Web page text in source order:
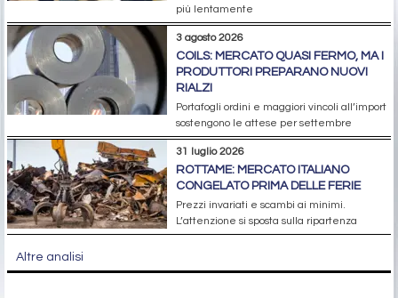
più lentamente
3 agosto 2026
COILS: MERCATO QUASI FERMO, MA I
PRODUTTORI PREPARANO NUOVI
RIALZI
Portafogli ordini e maggiori vincoli all’import
sostengono le attese per settembre
31 luglio 2026
ROTTAME: MERCATO ITALIANO
CONGELATO PRIMA DELLE FERIE
Prezzi invariati e scambi ai minimi.
L’attenzione si sposta sulla ripartenza
Altre analisi